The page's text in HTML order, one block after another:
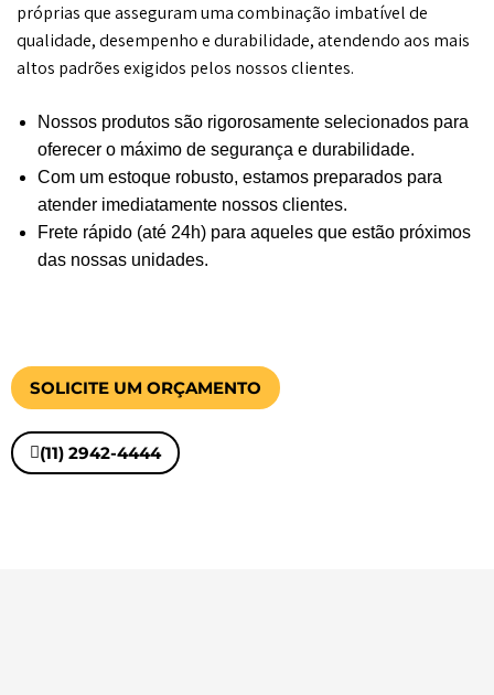
próprias que asseguram uma combinação imbatível de
qualidade, desempenho e durabilidade, atendendo aos mais
altos padrões exigidos pelos nossos clientes.
Nossos produtos são rigorosamente selecionados para
oferecer o máximo de segurança e durabilidade.
Com um estoque robusto, estamos preparados para
atender imediatamente nossos clientes.
Frete rápido (até 24h) para aqueles que estão próximos
das nossas unidades.
SOLICITE UM ORÇAMENTO
(11) 2942-4444